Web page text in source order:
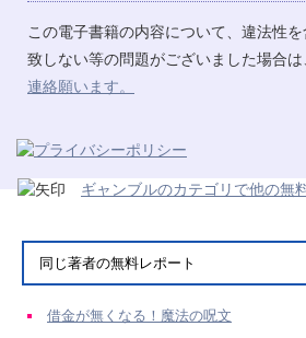
この電子書籍の内容について、違法性
致しない等の問題がございました場合は
連絡願います。
ギャンブルのカテゴリで他の無
同じ著者の無料レポート
借金が無くなる！魔法の呪文